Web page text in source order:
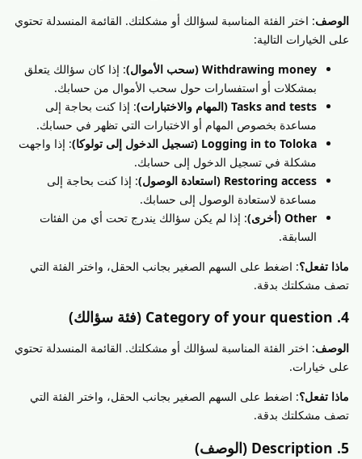
الوصف: اختر الفئة المناسبة لسؤالك أو مشكلتك. القائمة المنسدلة تحتوي
على الخيارات التالية:
Withdrawing money (سحب الأموال)
: إذا كان سؤالك يتعلق
بمشكلات أو استفسارات حول سحب الأموال من حسابك.
Tasks and tests (المهام والاختبارات)
: إذا كنت بحاجة إلى
مساعدة بخصوص المهام أو الاختبارات التي تظهر في حسابك.
Logging in to Toloka (تسجيل الدخول إلى تولوكا)
: إذا واجهت
مشكلة في تسجيل الدخول إلى حسابك.
Restoring access (استعادة الوصول)
: إذا كنت بحاجة إلى
مساعدة لاستعادة الوصول إلى حسابك.
Other (أخرى)
: إذا لم يكن سؤالك يندرج تحت أي من الفئات
السابقة.
ماذا تفعل؟: اضغط على السهم الصغير بجانب الحقل، واختر الفئة التي
تصف مشكلتك بدقة.
4. Category of your question (فئة سؤالك)
الوصف: اختر الفئة المناسبة لسؤالك أو مشكلتك. القائمة المنسدلة تحتوي
على خيارات.
ماذا تفعل؟: اضغط على السهم الصغير بجانب الحقل، واختر الفئة التي
تصف مشكلتك بدقة.
5. Description (الوصف)